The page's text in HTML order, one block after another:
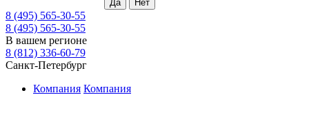
8 (495) 565-30-55
8 (495) 565-30-55
В вашем регионе
8 (812) 336-60-79
Санкт-Петербург
Компания Компания